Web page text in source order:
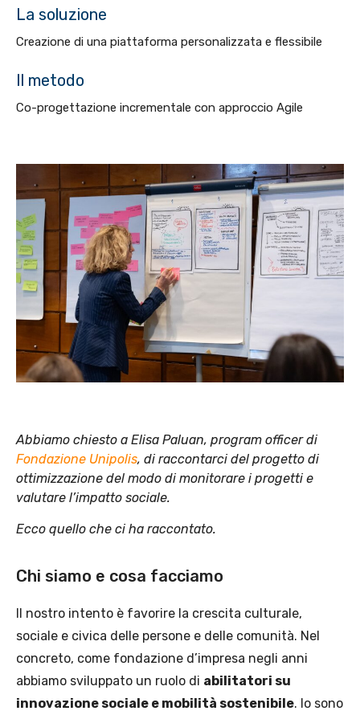
Abbiamo chiesto a Elisa Paluan, program officer di
Fondazione Unipolis, di raccontarci del progetto di
ottimizzazione del modo di monitorare i progetti e
valutare l’impatto sociale.
Ecco quello che ci ha raccontato.
Chi siamo e cosa facciamo
Il nostro intento è favorire la crescita culturale,
sociale e civica delle persone e delle comunità. Nel
concreto, come fondazione d’impresa negli anni
abbiamo sviluppato un ruolo di abilitatori su
innovazione sociale e mobilità sostenibile. Io sono
La soluzione
Creazione di una piattaforma personalizzata e flessibile
Il metodo
Co-progettazione incrementale con approccio Agile